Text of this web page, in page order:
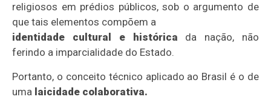
religiosos em prédios públicos, sob o argumento de
que tais elementos compõem a
identidade cultural e histórica da nação, não
ferindo a imparcialidade do Estado.
Portanto, o conceito técnico aplicado ao Brasil é o de
uma laicidade colaborativa.